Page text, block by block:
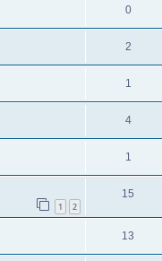
0
2
1
4
1
1 2
15
13